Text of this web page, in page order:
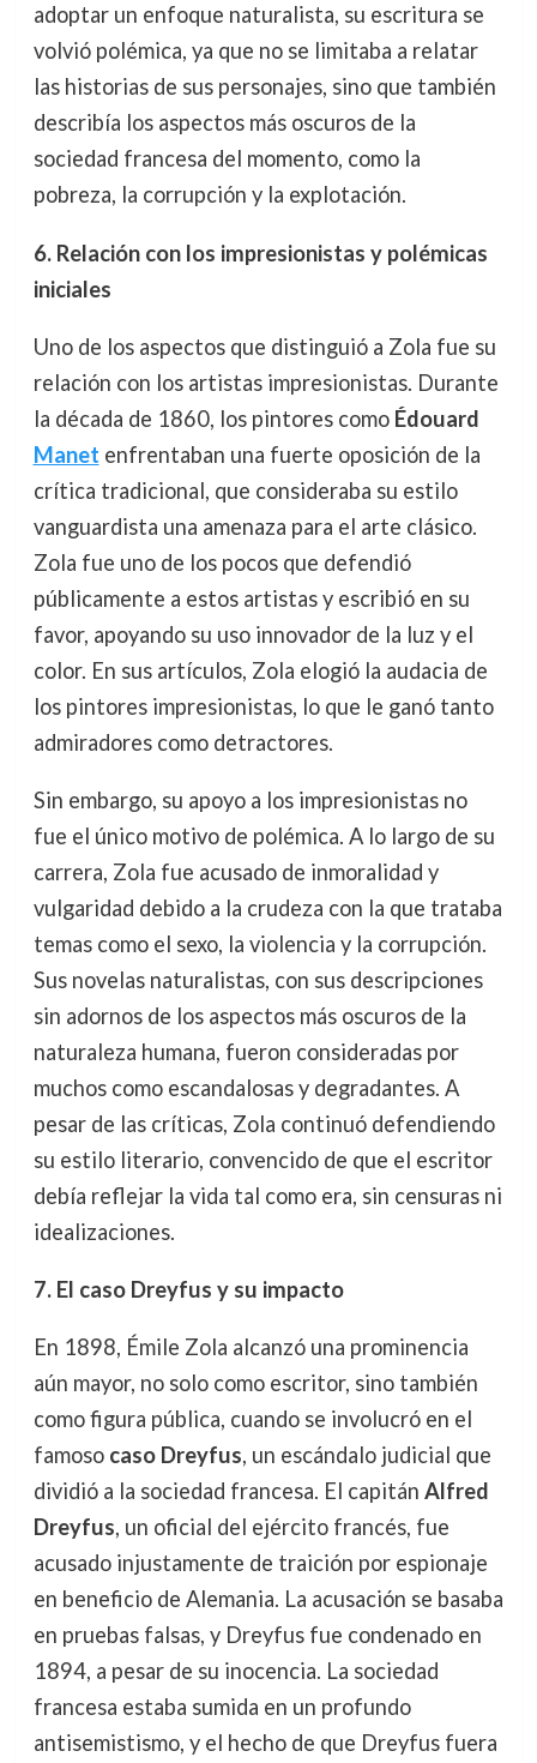
adoptar un enfoque naturalista, su escritura se
volvió polémica, ya que no se limitaba a relatar
las historias de sus personajes, sino que también
describía los aspectos más oscuros de la
sociedad francesa del momento, como la
pobreza, la corrupción y la explotación.
6. Relación con los impresionistas y polémicas
iniciales
Uno de los aspectos que distinguió a Zola fue su
relación con los artistas impresionistas. Durante
la década de 1860, los pintores como Édouard
Manet enfrentaban una fuerte oposición de la
crítica tradicional, que consideraba su estilo
vanguardista una amenaza para el arte clásico.
Zola fue uno de los pocos que defendió
públicamente a estos artistas y escribió en su
favor, apoyando su uso innovador de la luz y el
color. En sus artículos, Zola elogió la audacia de
los pintores impresionistas, lo que le ganó tanto
admiradores como detractores.
Sin embargo, su apoyo a los impresionistas no
fue el único motivo de polémica. A lo largo de su
carrera, Zola fue acusado de inmoralidad y
vulgaridad debido a la crudeza con la que trataba
temas como el sexo, la violencia y la corrupción.
Sus novelas naturalistas, con sus descripciones
sin adornos de los aspectos más oscuros de la
naturaleza humana, fueron consideradas por
muchos como escandalosas y degradantes. A
pesar de las críticas, Zola continuó defendiendo
su estilo literario, convencido de que el escritor
debía reflejar la vida tal como era, sin censuras ni
idealizaciones.
7. El caso Dreyfus y su impacto
En 1898, Émile Zola alcanzó una prominencia
aún mayor, no solo como escritor, sino también
como figura pública, cuando se involucró en el
famoso caso Dreyfus, un escándalo judicial que
dividió a la sociedad francesa. El capitán Alfred
Dreyfus, un oficial del ejército francés, fue
acusado injustamente de traición por espionaje
en beneficio de Alemania. La acusación se basaba
en pruebas falsas, y Dreyfus fue condenado en
1894, a pesar de su inocencia. La sociedad
francesa estaba sumida en un profundo
antisemistismo, y el hecho de que Dreyfus fuera